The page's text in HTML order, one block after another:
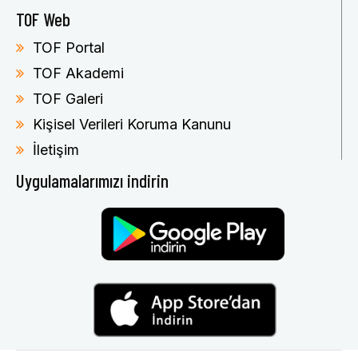
TOF Web
TOF Portal
TOF Akademi
TOF Galeri
Kişisel Verileri Koruma Kanunu
İletişim
Uygulamalarımızı indirin